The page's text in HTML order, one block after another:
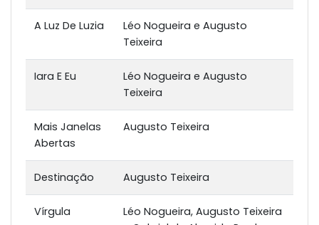
A Luz De Luzia
Léo Nogueira e Augusto
Teixeira
Iara E Eu
Léo Nogueira e Augusto
Teixeira
Mais Janelas
Abertas
Augusto Teixeira
Destinação Augusto Teixeira
Vírgula
Léo Nogueira, Augusto Teixeira